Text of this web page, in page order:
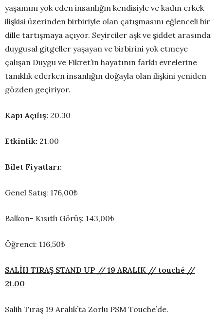
yaşamını yok eden insanlığın kendisiyle ve kadın erkek
ilişkisi üzerinden birbiriyle olan çatışmasını eğlenceli bir
dille tartışmaya açıyor. Seyirciler aşk ve şiddet arasında
duygusal gitgeller yaşayan ve birbirini yok etmeye
çalışan Duygu ve Fikret’in hayatının farklı evrelerine
tanıklık ederken insanlığın doğayla olan ilişkini yeniden
gözden geçiriyor.
Kapı Açılış: 20.30
Etkinlik: 21.00
Bilet Fiyatları:
Genel Satış: 176,00₺
Balkon- Kısıtlı Görüş: 143,00₺
Öğrenci: 116,50₺
SALİH TIRAŞ STAND UP // 19 ARALIK // touché //
21.00
Salih Tıraş 19 Aralık’ta Zorlu PSM Touche’de.